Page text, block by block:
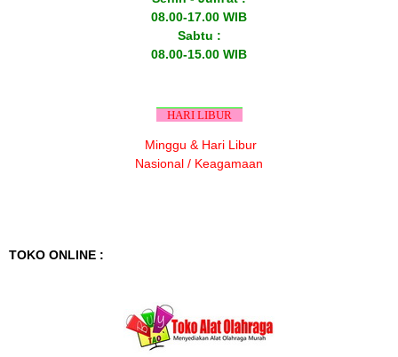
08.00-17.00 WIB
Sabtu :
08.00-15.00 WIB
HARI LIBUR
Minggu & Hari Libur
Nasional / Keagamaan
TOKO ONLINE :